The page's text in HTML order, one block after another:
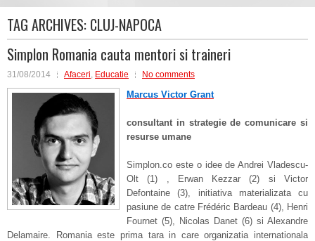
TAG ARCHIVES: CLUJ-NAPOCA
Simplon Romania cauta mentori si traineri
31/08/2014 Afaceri, Educatie No comments
Marcus Victor Grant
consultant in strategie de comunicare si
resurse umane
Simplon.co este o idee de Andrei Vladescu-
Olt (1) , Erwan Kezzar (2) si Victor
Defontaine (3), initiativa materializata cu
pasiune de catre Frédéric Bardeau (4), Henri
Fournet (5), Nicolas Danet (6) si Alexandre
Delamaire. Romania este prima tara in care organizatia internationala